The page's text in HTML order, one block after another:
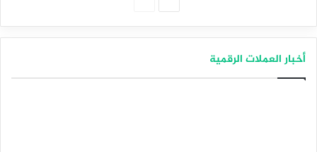
أخبار العملات الرقمية